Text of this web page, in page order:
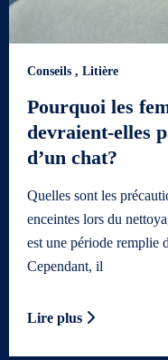
Conseils , Litière
Pourquoi les
devraient-elles
d’un chat?
Quelles sont les
enceintes lors du
est une période remplie
Cependant, il
Lire plus